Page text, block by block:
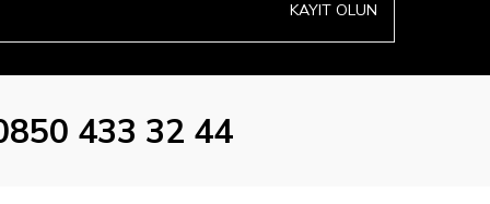
KAYIT OLUN
433 32 44